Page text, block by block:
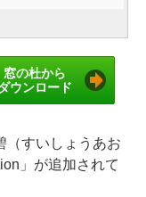
窓の杜から
ウンロード
（すいしょうあお
」が追加されて